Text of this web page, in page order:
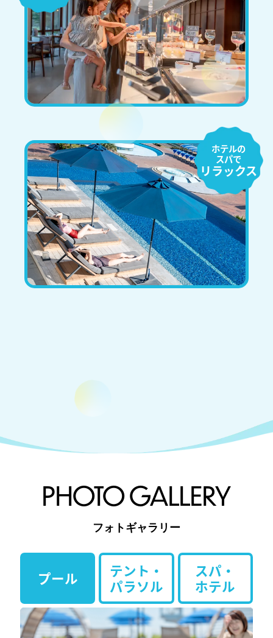
ホテルの
スパで
リラックス
PHOTO GALLERY
フォトギャラリー
プール
テント・
パラソル
スパ・
ホテル